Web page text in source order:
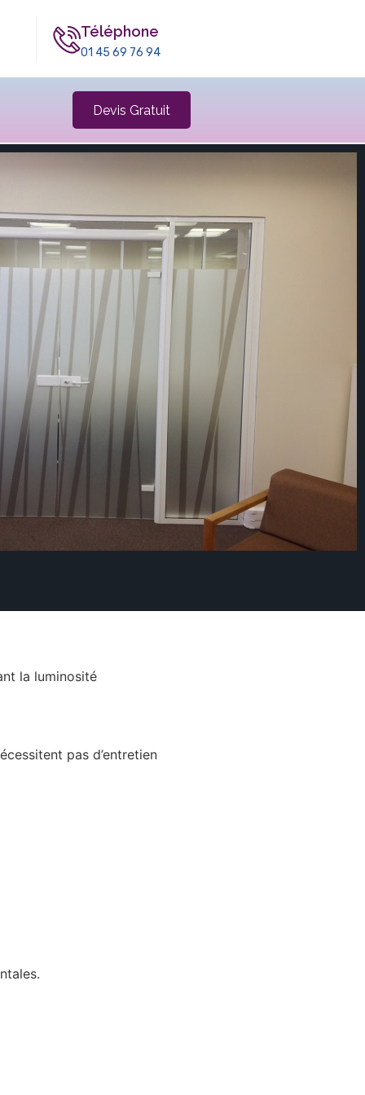
Téléphone
01 45 69 76 94
Devis Gratuit
la luminosité
pas d’entretien